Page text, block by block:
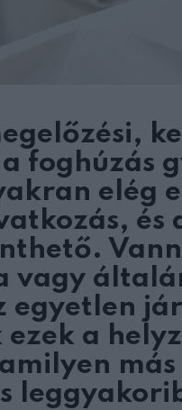
a foghúzás
elég
és
vagy
egyetlen
ezek a